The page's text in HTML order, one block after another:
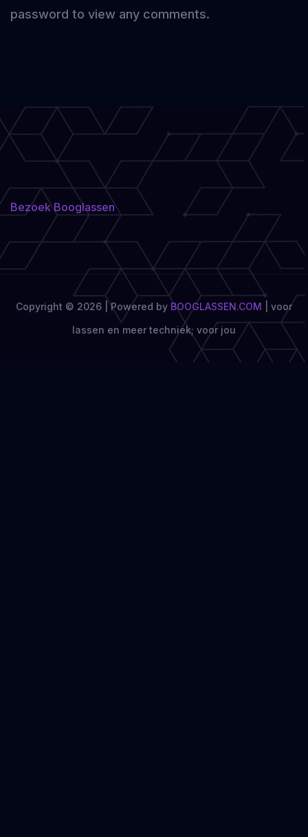
password to view any comments.
Bezoek Booglassen
Copyright © 2026 | Powered by BOOGLASSEN.COM
voor
lassen en meer techniek; voor jou